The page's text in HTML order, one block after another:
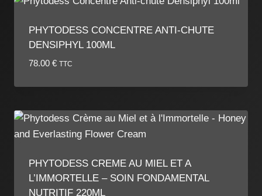
PHYTODESS CONCENTRE ANTI-CHUTE
DENSIPHYL 100ML
78.00 € TTC
PHYTODESS CREME AU MIEL ET A
L’IMMORTELLE – SOIN FONDAMENTAL
NUTRITIF 220ML